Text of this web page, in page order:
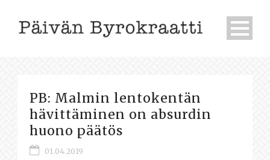
PB: Malmin lentokentän
hävittäminen on absurdin
huono päätös
01.04.2019